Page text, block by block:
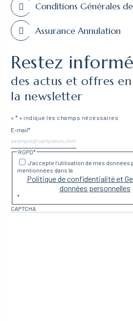
Conditions Générales
Assurance Annulation
Restez informé
des actus et offres
la newsletter
«* » indique les champs nécessaires
E-mail*
RGPD*
J’accepte l’utilisation de mes
mentionnées dans la
Politique de confidentialité et
données personnelles
*
CAPTCHA